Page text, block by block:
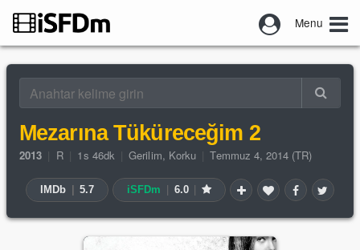
Menu
Mezarına Tüküreceğim 2
2013 R 1s 46dk Gerilim, Korku Temmuz 4, 2014 (TR)
IMDb 5.7 iSFDm 6.0